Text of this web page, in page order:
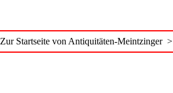
Zur Startseite von Antiquitäten-Meintzinger >